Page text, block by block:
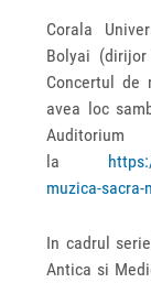
Corala
Bolyai
Concertul de
avea loc
la
muzica-
In cadrul
Antica si